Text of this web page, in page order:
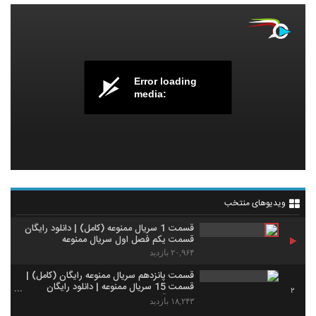
Error loading
media:
ویدیوهای منتخب
قسمت 1 سریال ممنوعه (کامل) | دانلود رایگان
قسمت یکم فصل اول سریال ممنوعه
۲۰,۹۶۴ بازدید
2
قسمت پانزدهم سریال ممنوعه رايگان (کامل) |
قسمت 15 سريال ممنوعه | دانلود رايگان
ممنوعه قسمت 15
۱۸,۲۴۳ بازدید